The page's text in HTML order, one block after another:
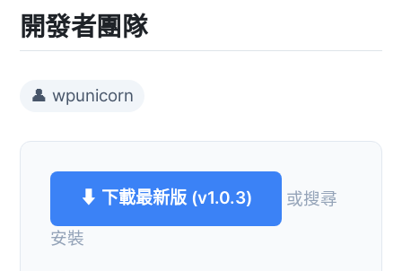
開發者團隊
👤 wpunicorn
⬇ 下載最新版 (v1.0.3)
或搜尋
安裝